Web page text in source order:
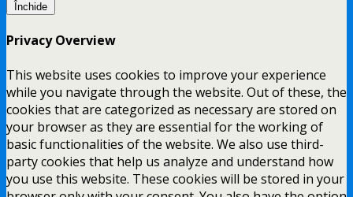
Închide
Privacy Overview
This website uses cookies to improve your experience
while you navigate through the website. Out of these, the
cookies that are categorized as necessary are stored on
your browser as they are essential for the working of
basic functionalities of the website. We also use third-
party cookies that help us analyze and understand how
you use this website. These cookies will be stored in your